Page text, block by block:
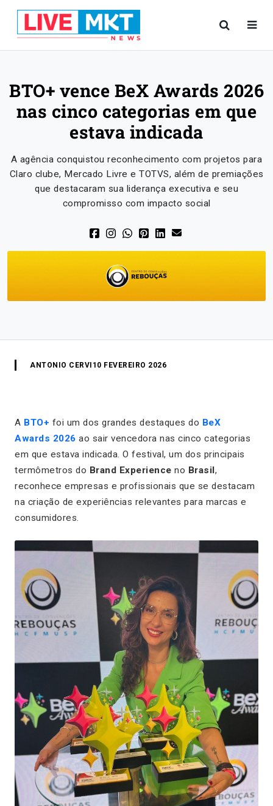
BTO+ vence BeX Awards 2026
nas cinco categorias em que
estava indicada
A agência conquistou reconhecimento com projetos para
Claro clube, Mercado Livre e TOTVS, além de premiações
que destacaram sua liderança executiva e seu
compromisso com impacto social
ANTONIO CERVI 10 FEVEREIRO 2026
A BTO+ foi um dos grandes destaques do BeX
Awards 2026 ao sair vencedora nas cinco categorias
em que estava indicada. O festival, um dos principais
termômetros do Brand Experience no Brasil,
reconhece empresas e profissionais que se destacam
na criação de experiências relevantes para marcas e
consumidores.